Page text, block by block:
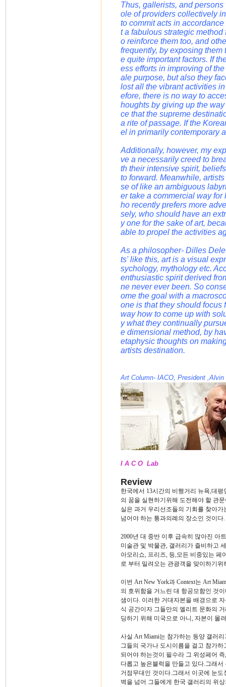
Thus, gallerists, and
ole of providers collectively
to commit acts in
t a fabulous strategic
o reinforce them too, and
frequently, by exposing
e quite important factors. If
ess efforts in improving of
ale purpose, but also they
lost all the vibrant activities
efore, there is no way to
houghts by giving up the
ce that the supreme
a rite of passage. If the
el in primarily contemporary
Additionally, however, my
ve a necessarily creed to
th their intensive spirit,
to forward. Meanwhile,
se of like an ambiguous
er take a commercial way
ho recently prefers more
sely, who should have an
y one for the sake of art,
able to propel the activities
As a philosopher- Dilles
ts' like this, art is a visual
sychology, mythology etc.
enthusiastic spirit derived
ne never ever been. So
ome the goal with a
one is that they should focus
way how to come up with
y what they continually
e dimensional method, by
etaphysic thoughts on
artists destination.
Art Column- IACO, President ,Alvin
I A C O Lab
Review
한국에서 13시간의 비행거리 뉴욕,대
의 꿈을 실현하기위해 도전해야 할 관
실은 과거 우리선조들의 기회를 찾아
넘어야 하는 통과의례의 장소인 것이다.
2000년 대 중반 이후 급속히 많아진 아
미술관 및 박물관, 갤러리가 즐비하고
아모리쇼, 프리즈, 등,모든 비중있는 페
로 부터 밀려오는 관광객을 맞이하기
이번 Art New York과 Context는 Art
의 호위함을 거느린 대 항공모함인 것
샘이다. 이러한 거대자본을 배경으로
식 공간이자 그들만의 엘리트 문화의
딩하기 위해 미국으로 아니, 자본이 몰
사실 Art Miami는 참가하는 동양 갤러
그들의 국가나 도시이름을 걸고 참가하
되어야 하는것이 필수라 그 위성페어
다롭고 높은블럭을 만들고 있다.그래
거점무대인 것이다.그래서 이곳에 눈
벽을 넘어 그들에게 한국 갤러리의 위